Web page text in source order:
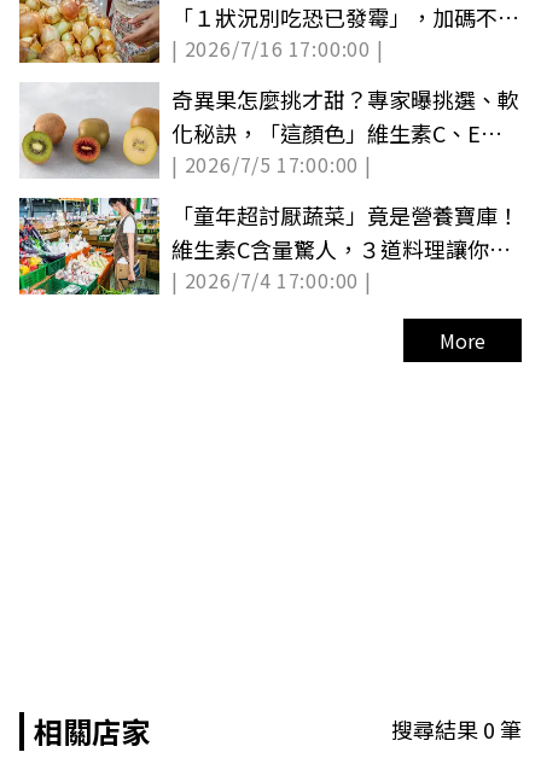
「１狀況別吃恐已發霉」，加碼不流
淚切法
| 2026/7/16 17:00:00 |
奇異果怎麼挑才甜？專家曝挑選、軟
化秘訣，「這顏色」維生素C、E超
高
| 2026/7/5 17:00:00 |
「童年超討厭蔬菜」竟是營養寶庫！
維生素C含量驚人，３道料理讓你愛
上它
| 2026/7/4 17:00:00 |
More
相關店家 搜尋結果0筆